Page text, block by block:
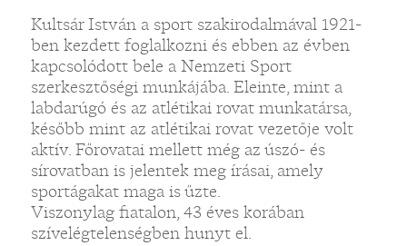
Kultsár István a sport szakirodalmával 1921-
ben kezdett foglalkozni és ebben az évben
kapcsolódott bele a Nemzeti Sport
szerkesztőségi munkájába. Eleinte, mint a
labdarúgó és az atlétikai rovat munkatársa,
később mint az atlétikai rovat vezetője volt
aktív. Főrovatai mellett még az úszó- és
sírovatban is jelentek meg írásai, amely
sportágakat maga is űzte.
Viszonylag fiatalon, 43 éves korában
szívelégtelenségben hunyt el.